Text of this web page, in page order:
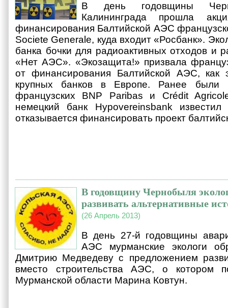
В день годовщины
Калининграда прошла
финансирования Балтийской АЭС
Societe Generale, куда входит «Росбанк».
банка бочки для радиоактивных отходов и
«Нет АЭС». «Экозащита!» призвала
от финансирования Балтийской АЭС, как
крупных банков в Европе. Ранее были
французских BNP Paribas и Crédit
немецкий банк Hypovereinsbank
отказывается финансировать проект
В годовщину Чернобыля
развивать альтернативные
(26 Апрель 2013)
В день 27-й годовщины
АЭС мурманские экологи
Дмитрию Медведеву с предложением
вместо строительства АЭС, о котором
Мурманской области Марина Ковтун.